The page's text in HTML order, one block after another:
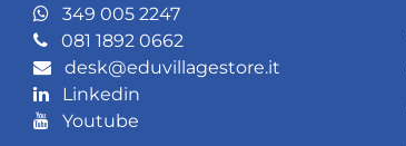
349 005 2247
081 1892 0662
desk@eduvillagestore.it
Linkedin
Youtube